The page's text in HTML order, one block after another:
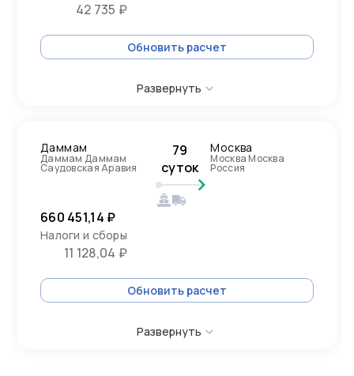
42 735 ₽
Обновить расчет
Развернуть
Даммам
Даммам Даммам
Саудовская Аравия
79
суток
Москва
Москва Москва
Россия
660 451,14 ₽
Налоги и сборы
11 128,04 ₽
Обновить расчет
Развернуть